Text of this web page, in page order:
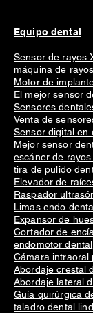
Equipo dental
Sensor de rayos
máquina de
Motor de
El mejor sensor
Sensores
Venta de
Sensor digital en
Mejor sensor
escáner de
tira de pulido
Elevador de
Raspador
Limas endo
Expansor de
Cortador de
endomotor dental
Cámara intraoral
Abordaje crestal
Abordaje lateral
Guía quirúrgica
taladro dental